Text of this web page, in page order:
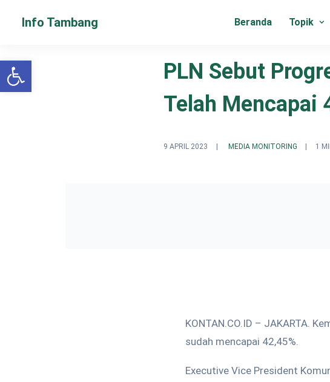
Info Tambang Beranda Topik
PLN Sebut
Telah Mencapai
9 APRIL 2023 MEDIA MONITORING 1
KONTAN.CO.ID – JAKARTA.
sudah mencapai 42,45%.
Executive Vice President
Open toolbar